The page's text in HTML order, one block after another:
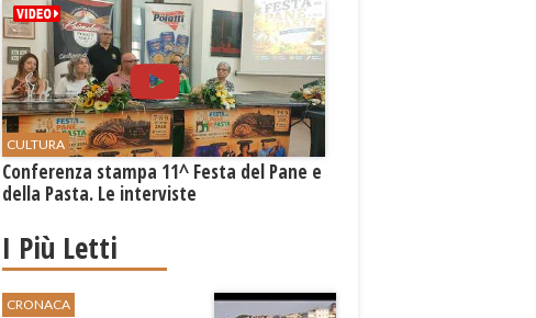
CULTURA
Conferenza stampa 11^ Festa del Pane e
della Pasta. Le interviste
I Più Letti
CRONACA